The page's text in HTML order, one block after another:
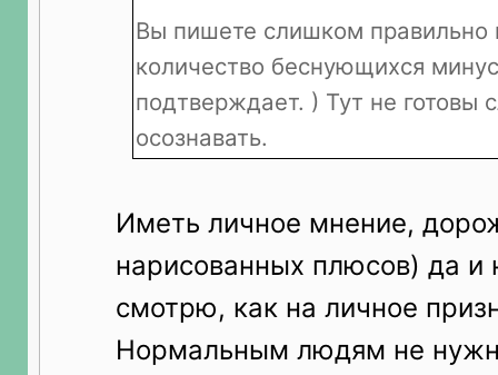
Вы пишете слишком правильно
количество беснующихся
подтверждает. ) Тут не готовы
осознавать.
Иметь личное мнение,
нарисованных плюсов) да и
смотрю, как на личное
Нормальным людям не